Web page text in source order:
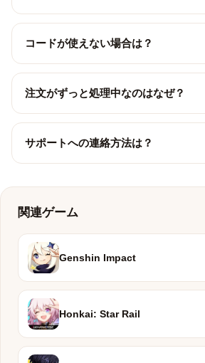
コードが使えない場合は？
注文がずっと処理中なのはなぜ？
サポートへの連絡方法は？
関連ゲーム
Genshin Impact
Honkai: Star Rail